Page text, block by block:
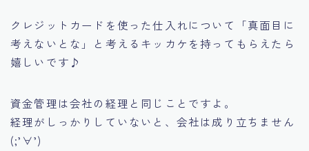
クレジットカードを使った仕入れについて
「真面目に
考えないとな」
と考えるキッカケを持ってもらえたら
嬉しいです♪
資金管理は会社の経理と同じことですよ。
経理がしっかりしていないと、会社は成り立ちません
(;’∀’)